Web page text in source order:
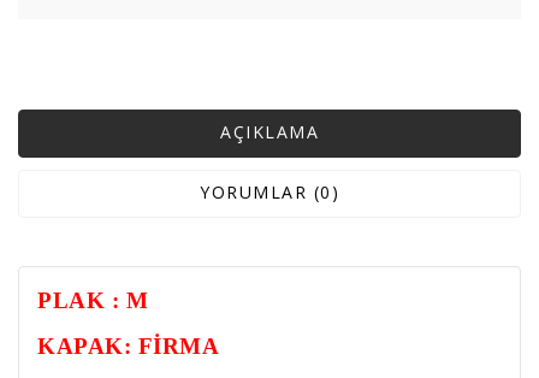
AÇIKLAMA
YORUMLAR (0)
PLAK : M
KAPAK: FİRMA